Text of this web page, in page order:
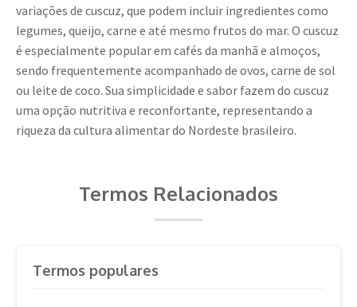
variações de cuscuz, que podem incluir ingredientes como
legumes, queijo, carne e até mesmo frutos do mar. O cuscuz
é especialmente popular em cafés da manhã e almoços,
sendo frequentemente acompanhado de ovos, carne de sol
ou leite de coco. Sua simplicidade e sabor fazem do cuscuz
uma opção nutritiva e reconfortante, representando a
riqueza da cultura alimentar do Nordeste brasileiro.
Termos Relacionados
Termos populares